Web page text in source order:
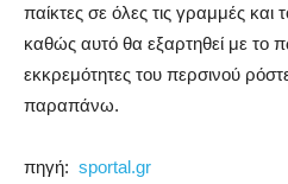
παίκτες σε όλες τις γραμμές και
καθώς αυτό θα εξαρτηθεί με το
εκκρεμότητες του περσινού
παραπάνω.
πηγή: sportal.gr